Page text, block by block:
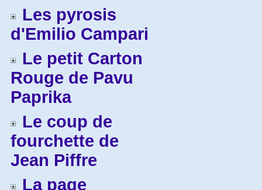
Les pyrosis
d'Emilio Campari
Le petit Carton
Rouge de Pavu
Paprika
Le coup de
fourchette de
Jean Piffre
La page